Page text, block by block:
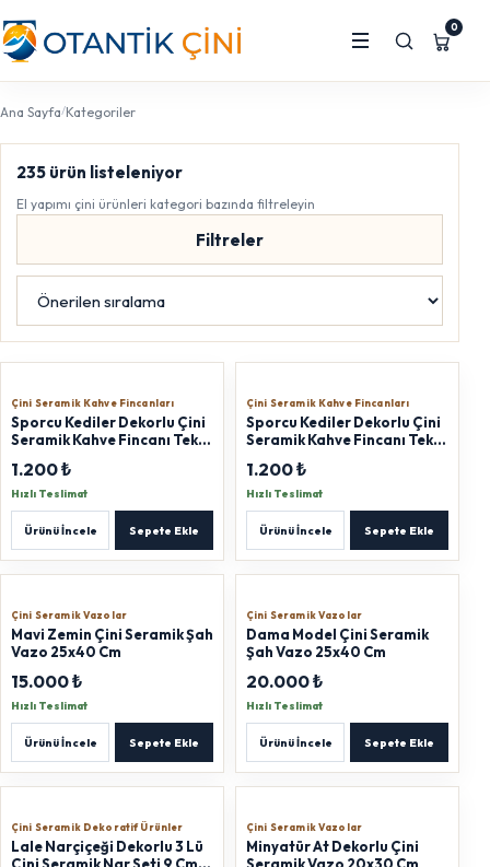
0
Ana Sayfa/Kategoriler
235 ürün listeleniyor
El yapımı çini ürünleri kategori bazında filtreleyin
Filtreler
Çini Seramik Kahve Fincanları
Sporcu Kediler Dekorlu Çini
Seramik Kahve Fincanı Tekli
Kopya Kopya
1.200 ₺
Hızlı Teslimat
Ürünü İncele Sepete Ekle
Çini Seramik Kahve Fincanları
Sporcu Kediler Dekorlu Çini
Seramik Kahve Fincanı Tekli
1.200 ₺
Hızlı Teslimat
Ürünü İncele Sepete Ekle
Çini Seramik Vazolar
Mavi Zemin Çini Seramik Şah
Vazo 25x40 Cm
15.000 ₺
Hızlı Teslimat
Ürünü İncele Sepete Ekle
Çini Seramik Vazolar
Dama Model Çini Seramik
Şah Vazo 25x40 Cm
20.000 ₺
Hızlı Teslimat
Ürünü İncele Sepete Ekle
Çini Seramik Dekoratif Ürünler
Lale Narçiçeği Dekorlu 3 Lü
Çini Seramik Vazolar
Minyatür At Dekorlu Çini